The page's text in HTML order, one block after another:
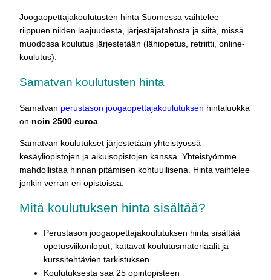
Joogaopettajakoulutusten hinta Suomessa vaihtelee
riippuen niiden laajuudesta, järjestäjätahosta ja siitä, missä
muodossa koulutus järjestetään (lähiopetus, retriitti, online-
koulutus).
Samatvan koulutusten hinta
Samatvan perustason joogaopettajakoulutuksen hintaluokka
on noin 2500 euroa
Samatvan koulutukset järjestetään yhteistyössä
kesäyliopistojen ja aikuisopistojen kanssa. Yhteistyömme
mahdollistaa hinnan pitämisen kohtuullisena. Hinta vaihtelee
jonkin verran eri opistoissa.
Mitä koulutuksen hinta sisältää?
Perustason joogaopettajakoulutuksen hinta sisältää
opetusviikonloput, kattavat koulutusmateriaalit ja
kurssitehtävien tarkistuksen.
Koulutuksesta saa 25 opintopisteen